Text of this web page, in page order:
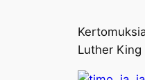
Luther